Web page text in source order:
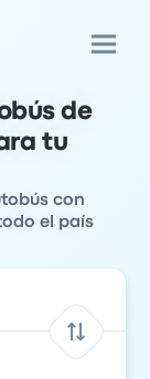
de
tu
con
el país